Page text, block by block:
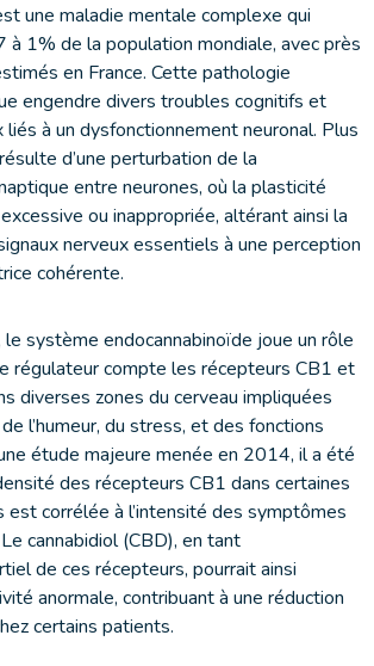
une maladie mentale complexe qui
à 1% de la population mondiale, avec près
en France. Cette pathologie
engendre divers troubles cognitifs et
à un dysfonctionnement neuronal. Plus
d’une perturbation de la
entre neurones, où la plasticité
ou inappropriée, altérant ainsi la
nerveux essentiels à une perception
cohérente.
système endocannabinoïde joue un rôle
régulateur compte les récepteurs CB1 et
diverses zones du cerveau impliquées
l’humeur, du stress, et des fonctions
étude majeure menée en 2014, il a été
des récepteurs CB1 dans certaines
est corrélée à l’intensité des symptômes
cannabidiol (CBD), en tant
de ces récepteurs, pourrait ainsi
anormale, contribuant à une réduction
certains patients.